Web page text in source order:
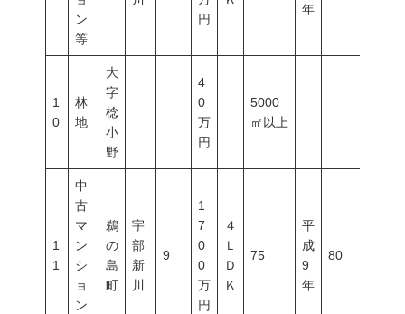
ン
等
円
年
1
0
林
地
大
字
棯
小
野
4
0
万
円
5000
㎡以上
1
1
中
古
マ
ン
シ
ョ
ン
鵜
の
島
町
宇
部
新
川
9
1
7
0
0
万
円
４
Ｌ
Ｄ
Ｋ
75
平
成
9
年
80